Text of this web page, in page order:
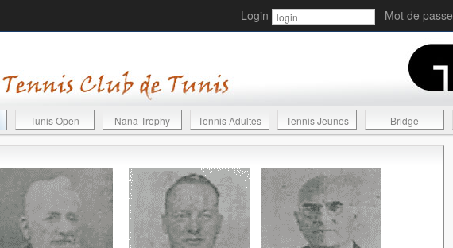
Login Mot de passe
Tunis Open Nana Trophy Tennis Adultes Tennis Jeunes Bridge